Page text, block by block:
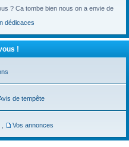
? Ca tombe bien nous on a envie de
dédicaces
!
de tempête
Vos annonces